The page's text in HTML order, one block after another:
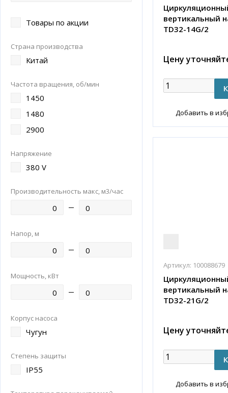
Товары по акции
Страна производства
Китай
Частота вращения, об/мин
1450
1480
2900
Напряжение
380 V
Производительность макс, м3/час
Напор, м
Мощность, кВт
Корпус насоса
Чугун
Степень защиты
IP55
вертикальный
TD32-14G/2
Цену
Добавить в
Артикул: 100088679
вертикальный
TD32-21G/2
Цену
Добавить в